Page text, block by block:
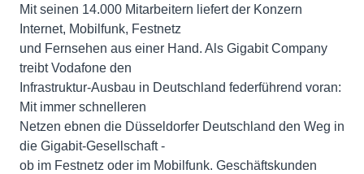
Mit seinen 14.000 Mitarbeitern liefert der Konzern
Internet, Mobilfunk, Festnetz
und Fernsehen aus einer Hand. Als Gigabit Company
treibt Vodafone den
Infrastruktur-Ausbau in Deutschland federführend voran:
Mit immer schnelleren
Netzen ebnen die Düsseldorfer Deutschland den Weg in
die Gigabit-Gesellschaft -
ob im Festnetz oder im Mobilfunk. Geschäftskunden